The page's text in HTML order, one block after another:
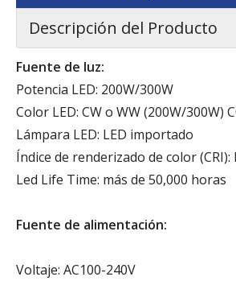
Descripción del Producto
Fuente de luz:
Potencia LED: 200W/300W
Color LED: CW o WW (200W/300W)
Lámpara LED: LED importado
Índice de renderizado de color (CRI):
Led Life Time: más de 50,000 horas
Fuente de alimentación:
Voltaje: AC100-240V